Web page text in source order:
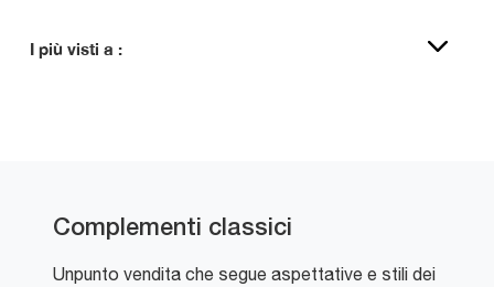
I più visti a :
Complementi classici
Unpunto vendita che segue aspettative e stili dei